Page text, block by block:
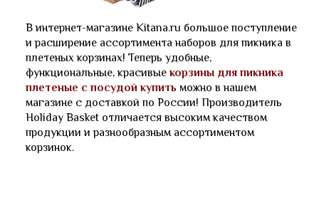
В интернет-магазине Kitana.ru большое поступление
и расширение ассортимента наборов для пикника в
плетеных корзинах! Теперь удобные,
функциональные, красивыекорзины для пикника
плетеные с посудой купить можно в нашем
магазине с доставкой по России! Производитель
Holiday Basket отличается высоким качеством
продукции и разнообразным ассортиментом
корзинок.